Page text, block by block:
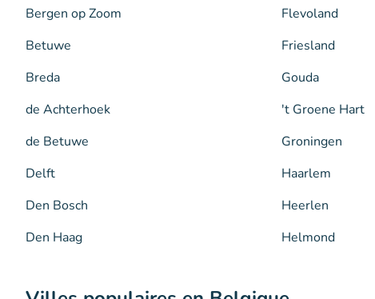
Bergen op Zoom
Betuwe
Breda
de Achterhoek
de Betuwe
Delft
Den Bosch
Den Haag
Flevoland
Friesland
Gouda
't Groene Hart
Groningen
Haarlem
Heerlen
Helmond